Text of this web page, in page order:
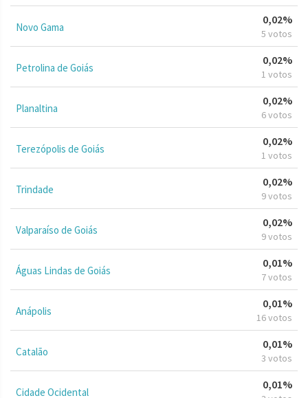
Novo Gama
0,02%
5 votos
Petrolina de Goiás
0,02%
1 votos
Planaltina
0,02%
6 votos
Terezópolis de Goiás
0,02%
1 votos
Trindade
0,02%
9 votos
Valparaíso de Goiás
0,02%
9 votos
Águas Lindas de Goiás
0,01%
7 votos
Anápolis
0,01%
16 votos
Catalão
0,01%
3 votos
Cidade Ocidental
0,01%